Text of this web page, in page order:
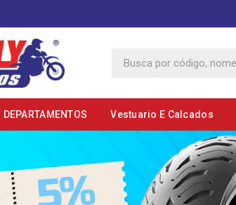
DEPARTAMENTOS Vestuario E Calcados